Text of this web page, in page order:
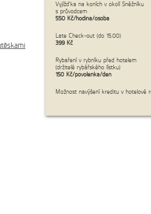
Vyjížďka na koních v okolí Sněžníku
s průvodcem
550 Kč/hodina/osoba
Late Check-out (do 15.00)
399 Kč
Rybaření v rybníku před hotelem
(držitelé rybářského lístku)
150 Kč/povolenka/den
Možnost navýšení kreditu v hotelové